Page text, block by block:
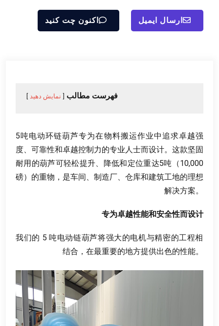
ارسال ایمیل اکنون چت کنید
فهرست مطالب نمایش دهید
5吨电动环链葫芦专为在物料搬运作业中追求卓越强
度、 可靠性和卓越控制力的专业人士而设计。 这款坚固
耐用的葫芦可轻松提升、 降低和定位重达5吨（10,000
磅）的重物 ， 是车间、 制造厂、 仓库和建筑工地的理想
解决方案。
专为卓越性能和安全性而设计
我们的 5吨电动链葫芦将强大的电机与精密的工程相
结合 ， 在最重要的地方提供出色的性能。